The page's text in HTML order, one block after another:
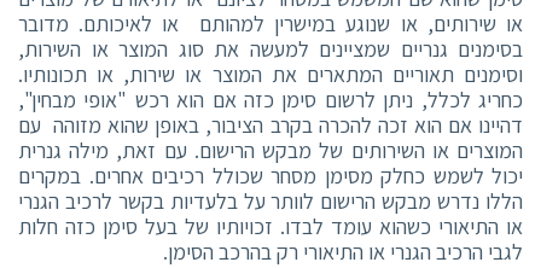
או שירותים, או שנוגע במישרין למהותם או לאיכותם. מדובר
בסימנים גנריים שמציינים למעשה את סוג המוצר או השירות,
וסימנים תאוריים המתארים את המוצר או שירות, או תכונותיו.
כחריג לכלל, ניתן לרשום סימן כזה אם הוא רכש "אופי מבחין",
דהיינו אם הוא זכה להכרה בקרב הציבור, באופן שהוא מזוהה עם
המוצרים או השירותים של מבקש הרישום. עם זאת, מילה גנרית
יכול לשמש כחלק מסימן מסחר שכולל רכיבים אחרים. במקרים
הללו נדרש מבקש הרישום לוותר על בלעדיות בקשר לרכיב הגנרי
או התיאורי כשהוא עומד לבדו. זכויותיו של בעל סימן כזה חלות
לגבי הרכיב הגנרי או התיאורי רק בהרכב הסימן.